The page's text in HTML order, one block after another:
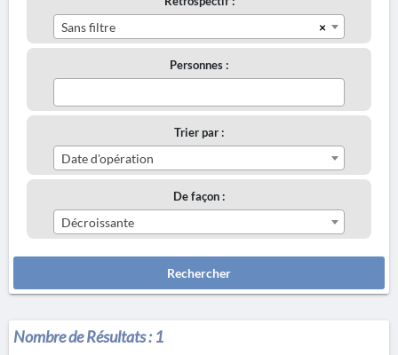
×
Sans filtre
Personnes :
Trier par :
Date d'opération
De façon :
Décroissante
Rechercher
Nombre de Résultats :1